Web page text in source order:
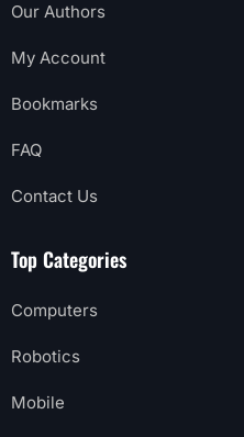
Our Authors
My Account
Bookmarks
FAQ
Contact Us
Top Categories
Computers
Robotics
Mobile